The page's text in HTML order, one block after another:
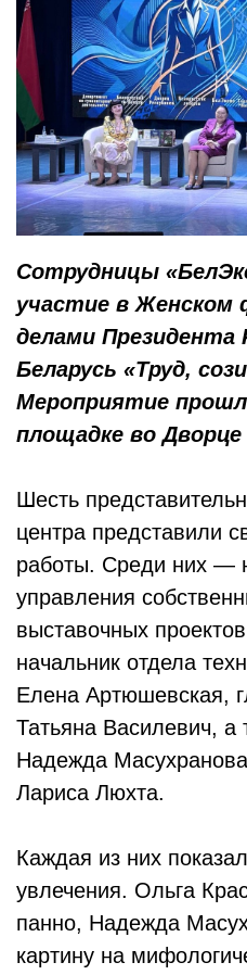
Сотрудницы
участие в Женском
делами Президента
Беларусь «Труд,
Мероприятие
площадке во Дворце
Шесть
центра представили
работы. Среди них —
управления
выставочных
начальник отдела
Елена Артюшевская,
Татьяна Василевич, а
Надежда
Лариса Люхта.
Каждая из них
увлечения. Ольга
панно, Надежда
картину на